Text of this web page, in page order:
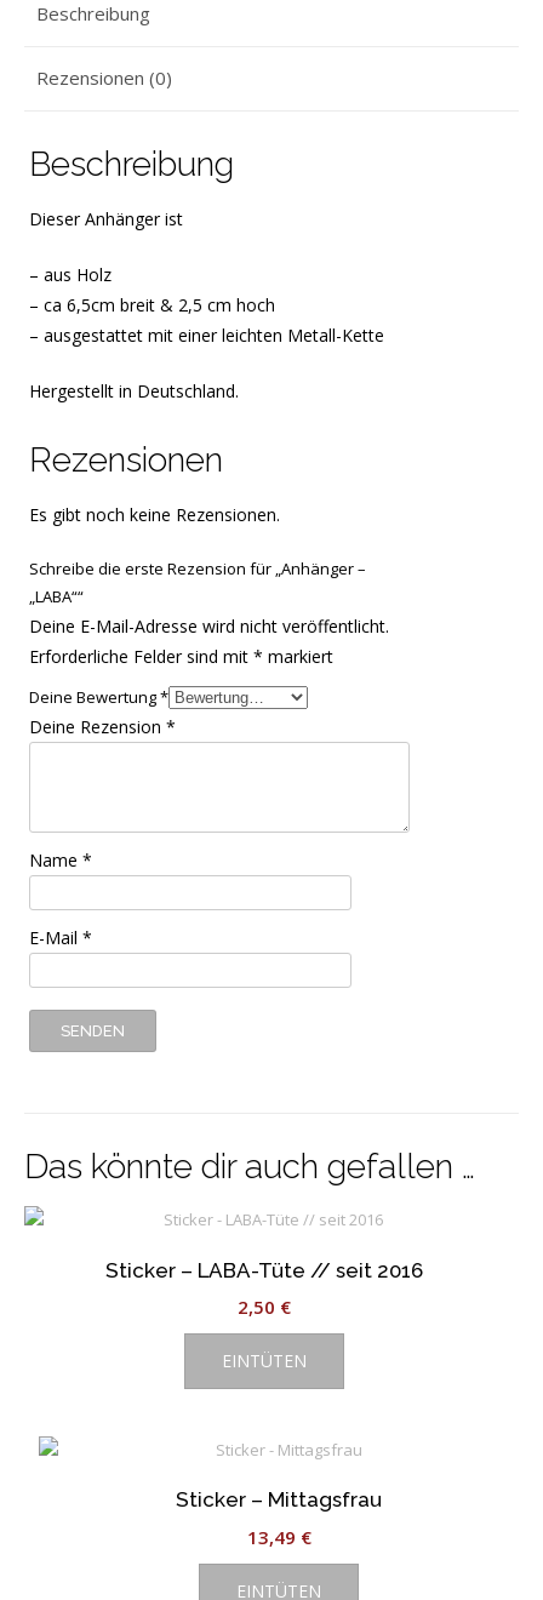
Beschreibung
Rezensionen (0)
Beschreibung
Dieser Anhänger ist
– aus Holz
– ca 6,5cm breit & 2,5 cm hoch
– ausgestattet mit einer leichten Metall-Kette
Hergestellt in Deutschland.
Rezensionen
Es gibt noch keine Rezensionen.
Schreibe die erste Rezension für „Anhänger –
„LABA““
Deine E-Mail-Adresse wird nicht veröffentlicht.
Erforderliche Felder sind mit* markiert
Deine Bewertung*
Deine Rezension*
Name*
E-Mail*
Das könnte dir auch gefallen …
Sticker – LABA-Tüte // seit 2016
2,50 €
EINTÜTEN
Sticker – Mittagsfrau
13,49 €
EINTÜTEN